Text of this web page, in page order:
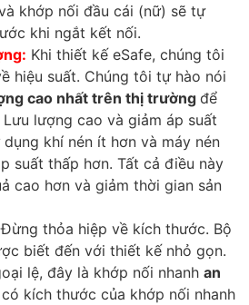
khớp nối đầu cái (nữ) sẽ tự
khi ngắt kết nối.
Khi thiết kế eSafe, chúng tôi
hiệu suất. Chúng tôi tự hào nói
cao nhất trên thị trường để
lượng cao và giảm áp suất
khí nén ít hơn và máy nén
suất thấp hơn. Tất cả điều này
cao hơn và giảm thời gian sản
Đừng thỏa hiệp về kích thước. Bộ
biết đến với thiết kế nhỏ gọn.
lệ, đây là khớp nối nhanh an
kích thước của khớp nối nhanh